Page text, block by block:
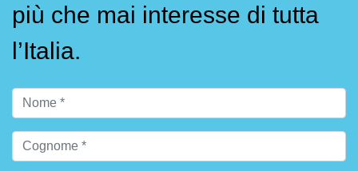
più che mai interesse di tutta
l’Italia.